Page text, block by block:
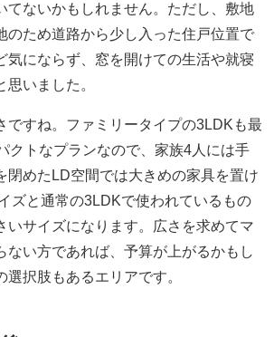
てないかもしれません。ただし、敷地
のため道路から少し入った住戸位置で
気にならず、窓を開けての生活や就寝
思いました。
ですね。ファミリータイプの3LDKも最
クトなプランなので、家族4人には手
閉めたLD空間では大きめの家具を置け
ズと通常の3LDKで使われているもの
いサイズになります。広さを求めてマ
ない方であれば、予算が上がるかもし
選択肢もあるエリアです。